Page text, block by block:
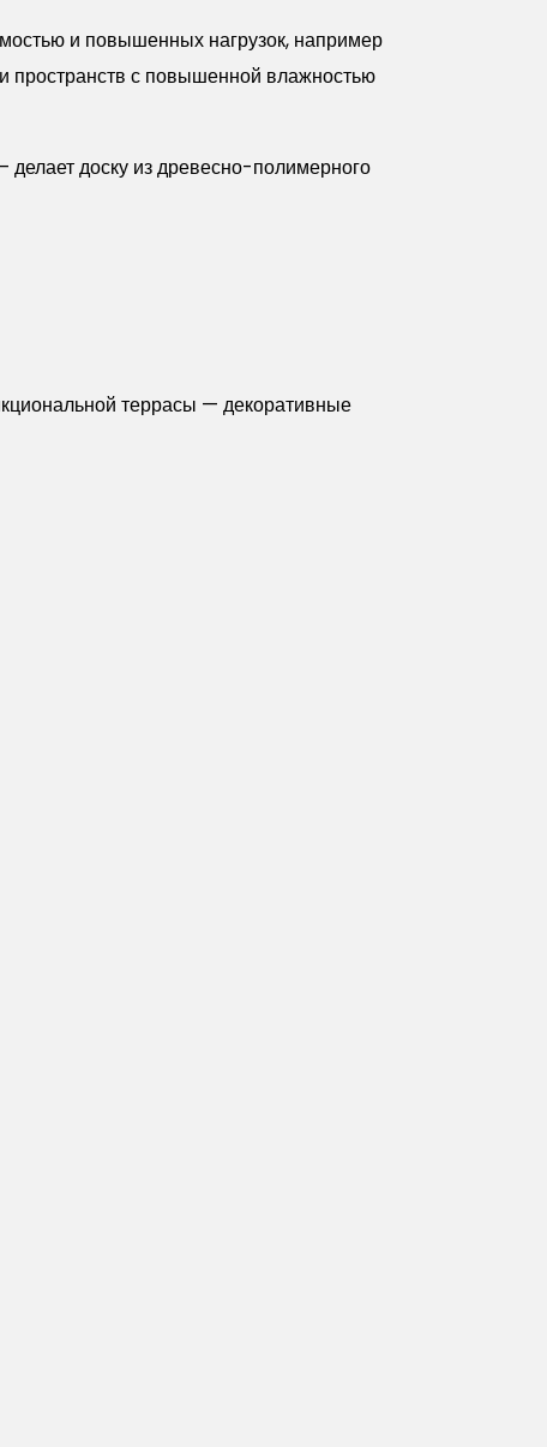
и повышенных нагрузок, например
пространств с повышенной влажностью
доску из древесно-полимерного
террасы — декоративные